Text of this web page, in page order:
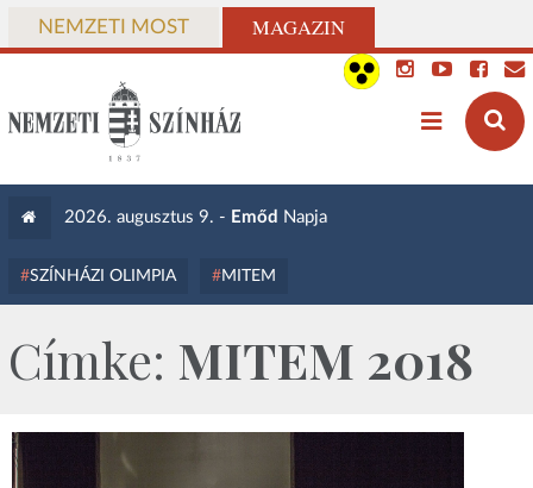
NEMZETI MOST MAGAZIN
2026. augusztus 9. - Emőd Napja
SZÍNHÁZI OLIMPIA MITEM
Címke: MITEM 2018